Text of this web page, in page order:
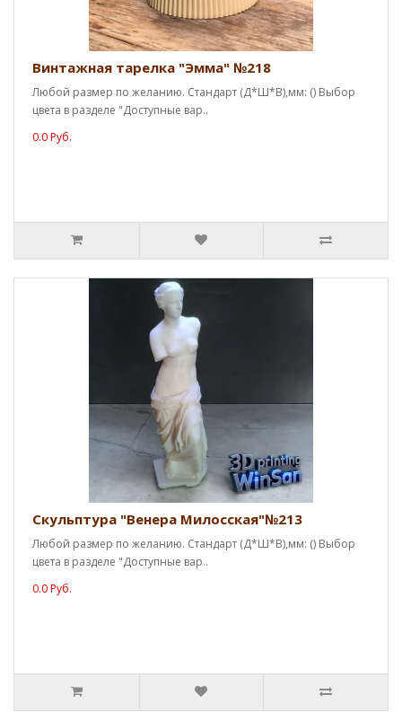
Винтажная тарелка "Эмма" №218
Любой размер по желанию. Стандарт (Д*Ш*В),мм: () Выбор
цвета в разделе "Доступные вар..
0.0 Руб.
Скульптура "Венера Милосская"№213
Любой размер по желанию. Стандарт (Д*Ш*В),мм: () Выбор
цвета в разделе "Доступные вар..
0.0 Руб.